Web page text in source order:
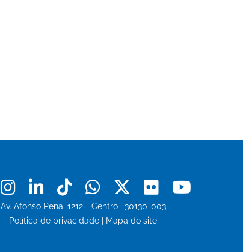
Facebook
Instagram
LinkedinTiktokWhatsapp
X Flickr
Av. Afonso Pena, 1212 - Centro | 30130-003
Política de privacidade
Mapa do site